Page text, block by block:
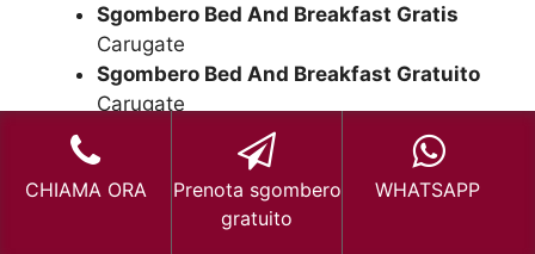
Sgombero Bed And Breakfast Gratis
Carugate
Sgombero Bed And Breakfast Gratuito
Carugate
Ritiro Mobili Bed And Breakfast
Carugate
Ritiro Mobili Bed And Breakfast Gratis
CHIAMA ORA
Prenota sgombero
gratuito
WHATSAPP